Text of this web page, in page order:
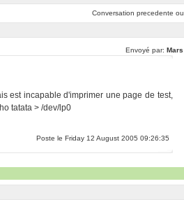
Conversation precedente ou
Envoyé par: Mars
est incapable d'imprimer une page de test,
tatata > /dev/lp0
Poste le Friday 12 August 2005 09:26:35